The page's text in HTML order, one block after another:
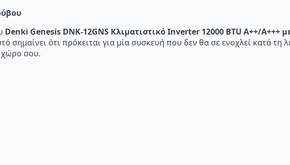
Denki Genesis DNK-12GNS Κλιματιστικό Inverter 12000 BTU A++/A+++
σημαίνει ότι πρόκειται για μία συσκευή που δεν θα σε ενοχλεί κατά τη
χώρο σου.